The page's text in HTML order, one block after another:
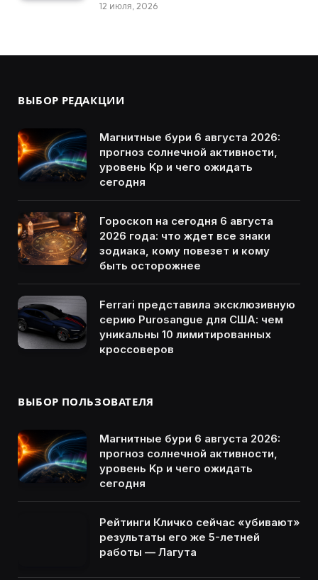
12 июля, 2026
ВЫБОР РЕДАКЦИИ
Магнитные бури 6 августа 2026:
прогноз солнечной активности,
уровень Kp и чего ожидать
сегодня
Гороскоп на сегодня 6 августа
2026 года: что ждет все знаки
зодиака, кому повезет и кому
быть осторожнее
Ferrari представила эксклюзивную
серию Purosangue для США: чем
уникальны 10 лимитированных
кроссоверов
ВЫБОР ПОЛЬЗОВАТЕЛЯ
Магнитные бури 6 августа 2026:
прогноз солнечной активности,
уровень Kp и чего ожидать
сегодня
Рейтинги Кличко сейчас «убивают»
результаты его же 5-летней
работы — Лагута